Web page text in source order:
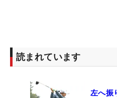
読まれています
左へ振